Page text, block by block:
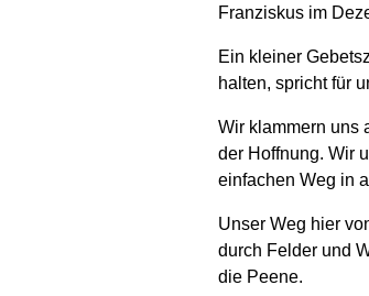
Franziskus im
Ein kleiner
halten, spricht für
Wir klammern uns
der Hoffnung. Wir
einfachen Weg in
Unser Weg hier
durch Felder und
die Peene.